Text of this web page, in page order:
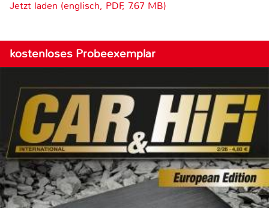
Jetzt laden (englisch, PDF, 7.67 MB)
kostenloses Probeexemplar